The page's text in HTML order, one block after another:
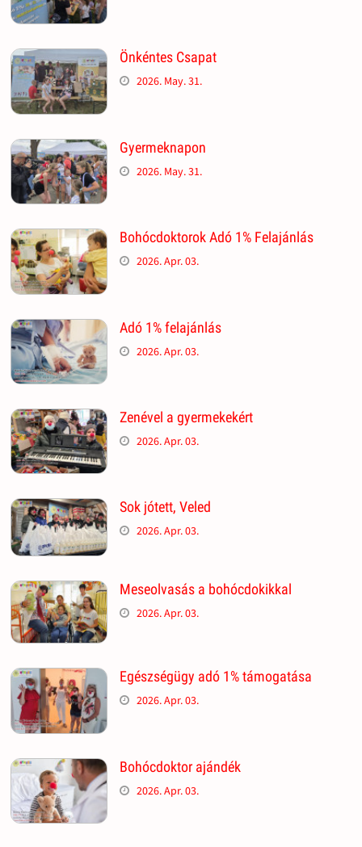
Önkéntes Csapat
2026. May. 31.
Gyermeknapon
2026. May. 31.
Bohócdoktorok Adó 1% Felajánlás
2026. Apr. 03.
Adó 1% felajánlás
2026. Apr. 03.
Zenével a gyermekekért
2026. Apr. 03.
Sok jótett, Veled
2026. Apr. 03.
Meseolvasás a bohócdokikkal
2026. Apr. 03.
Egészségügy adó 1% támogatása
2026. Apr. 03.
Bohócdoktor ajándék
2026. Apr. 03.